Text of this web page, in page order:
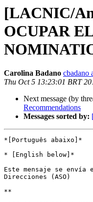
[LACNIC/
OCUPAR
Carolina Badano cbadano
Thu Oct 5 13:23:01 BRT
Next message (by
Recommendations
Messages sorted by:
*[Português abaixo]*
* [English below]*
Este mensaje se envía
Direcciones (ASO)
**